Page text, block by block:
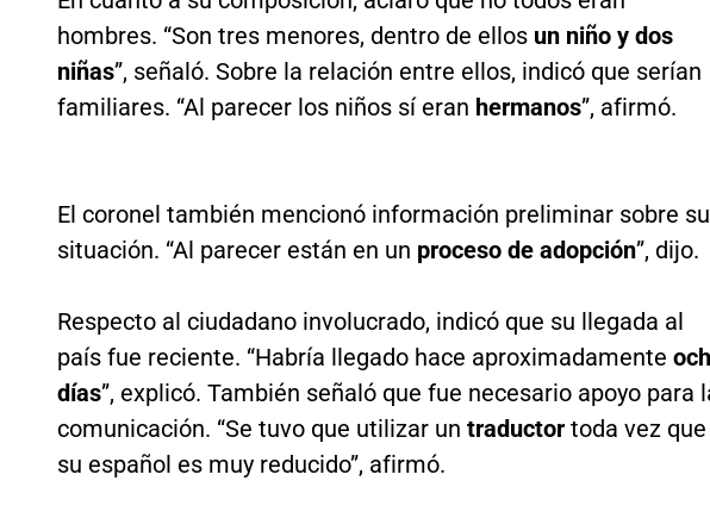
hombres. “Son tres menores, dentro de ellos un niño y dos
niñas”, señaló. Sobre la relación entre ellos, indicó que serían
familiares. “Al parecer los niños sí eran hermanos”, afirmó.
El coronel también mencionó información preliminar sobre su
situación. “Al parecer están en un proceso de adopción”, dijo.
Respecto al ciudadano involucrado, indicó que su llegada al
país fue reciente. “Habría llegado hace aproximadamente
días”, explicó. También señaló que fue necesario apoyo para
comunicación. “Se tuvo que utilizar un traductortoda vez que
su español es muy reducido”, afirmó.